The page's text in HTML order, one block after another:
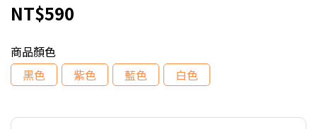
NT$590
商品顏色
黑色
紫色 藍色 白色